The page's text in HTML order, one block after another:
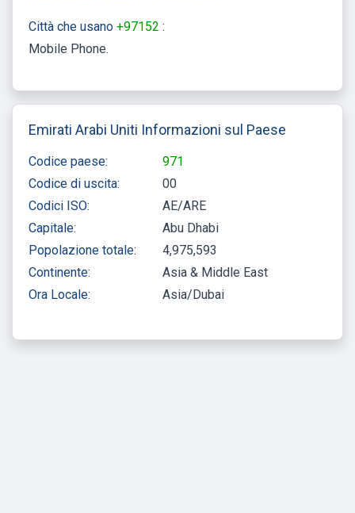
Città che usano +97152 :
Mobile Phone
Emirati Arabi Uniti Informazioni sul Paese
Codice paese:
971
Codice di uscita:
00
Codici ISO:
AE/ARE
Capitale:
Abu Dhabi
Popolazione totale:
4,975,593
Continente:
Asia & Middle East
Ora Locale:
Asia/Dubai